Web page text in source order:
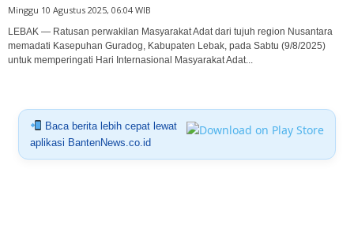
Minggu 10 Agustus 2025, 06:04 WIB
LEBAK — Ratusan perwakilan Masyarakat Adat dari tujuh region Nusantara
memadati Kasepuhan Guradog, Kabupaten Lebak, pada Sabtu (9/8/2025)
untuk memperingati Hari Internasional Masyarakat Adat...
Baca berita lebih cepat lewat
aplikasi BantenNews.co.id